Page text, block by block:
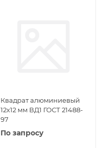
Квадрат алюминиевый
12х12 мм ВД1 ГОСТ 21488-
97
По запросу